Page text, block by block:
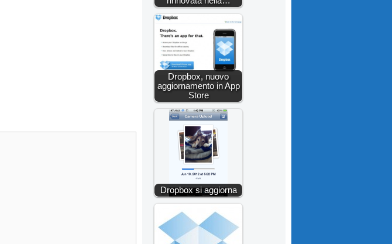
Dropbox, nuovo
aggiornamento in App
Store
Dropbox si aggiorna